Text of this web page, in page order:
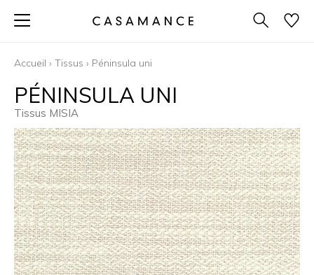
Accueil › Tissus › Péninsula uni
PÉNINSULA UNI
Tissus MISIA